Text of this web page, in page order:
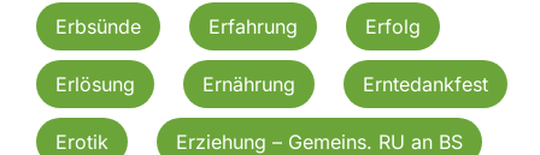
Erbsünde Erfahrung Erfolg
Erlösung Ernährung Erntedankfest
Erotik Erziehung – Gemeins. RU an BS